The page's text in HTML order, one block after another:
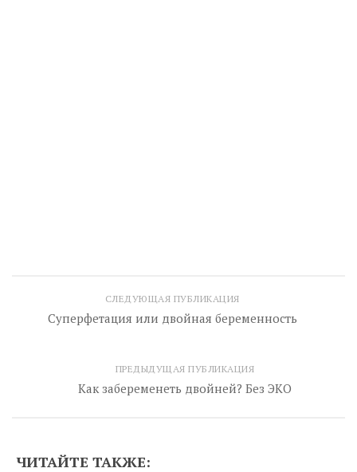
СЛЕДУЮЩАЯ ПУБЛИКАЦИЯ
Суперфетация или двойная беременность
ПРЕДЫДУЩАЯ ПУБЛИКАЦИЯ
Как забеременеть двойней? Без ЭКО
ЧИТАЙТЕ ТАКЖЕ: